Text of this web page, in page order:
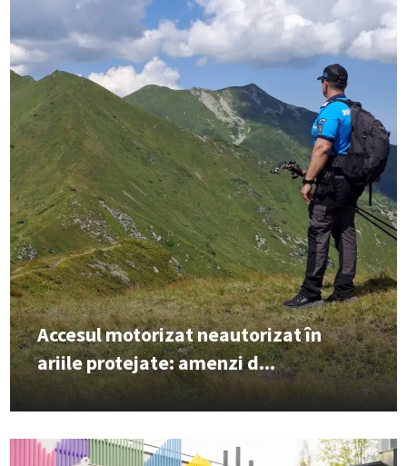
Accesul motorizat neautorizat în
ariile protejate: amenzi d...